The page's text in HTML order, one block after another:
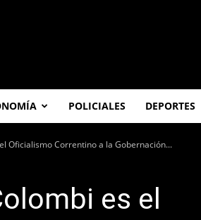
POLICIALES DEPORTES
Oficialismo Correntino a la Gobernación...
es el